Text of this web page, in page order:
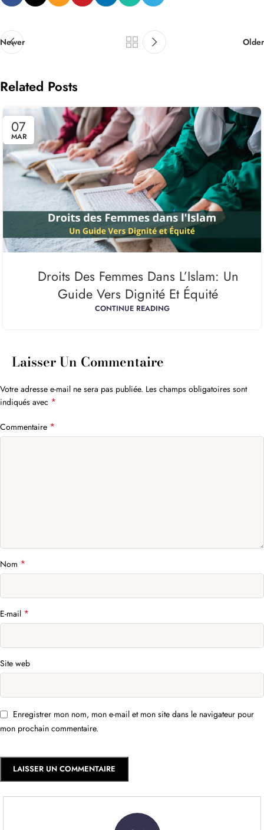
Newer Older
Related Posts
07
MAR
Droits Des Femmes Dans L’Islam: Un
Guide Vers Dignité Et Équité
CONTINUE READING
Laisser Un Commentaire
Votre adresse e-mail ne sera pas publiée. Les champs obligatoires sont
indiqués avec *
Commentaire *
Nom *
E-mail *
Site web
Enregistrer mon nom, mon e-mail et mon site dans le navigateur pour
mon prochain commentaire.